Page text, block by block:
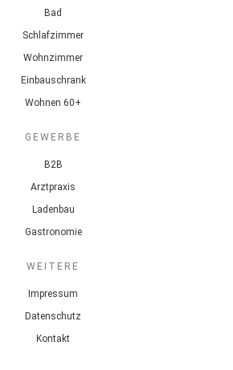
Bad
Schlafzimmer
Wohnzimmer
Einbauschrank
Wohnen 60+
GEWERBE
B2B
Arztpraxis
Ladenbau
Gastronomie
WEITERE
Impressum
Datenschutz
Kontakt